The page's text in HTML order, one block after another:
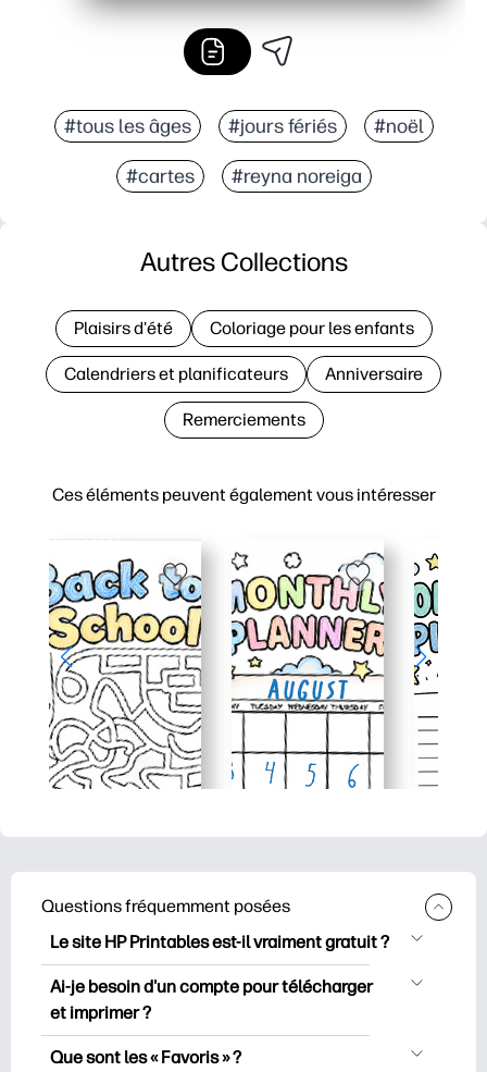
#tous les âges #jours fériés #noël
#cartes #reyna noreiga
Ces éléments peuvent également vous intéresser
Autres Collections
Plaisirs d'été Coloriage pour les enfants
Calendriers et planificateurs Anniversaire
Remerciements
Questions fréquemment posées
Le site HP Printables est-il vraiment gratuit ?
HP Printables propose plus de 2500
documents imprimables gratuits à
télécharger et à imprimer. Découvrez
des pages de coloriage populaires, des
Ai-je besoin d'un compte pour télécharger
et imprimer ?
Vous pouvez explorer et imprimer sans
Que sont les « Favoris » ?